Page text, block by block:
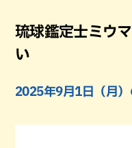
琉球鑑定士ミウ
い
2025年9月1日（月）